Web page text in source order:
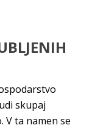
skupaj
V ta namen se